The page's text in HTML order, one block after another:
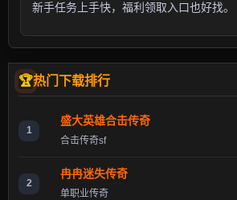
新手任务上手快，福利领取入口也好找。
热门下载排行
1
盛大英雄合击传奇
合击传奇sf
2
冉冉迷失传奇
单职业传奇